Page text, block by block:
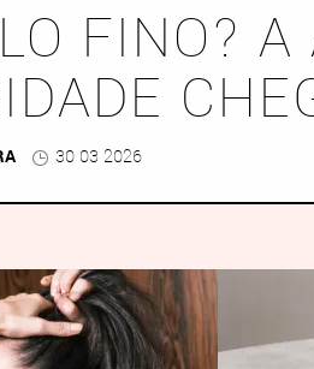
FINO?
30 03 2026